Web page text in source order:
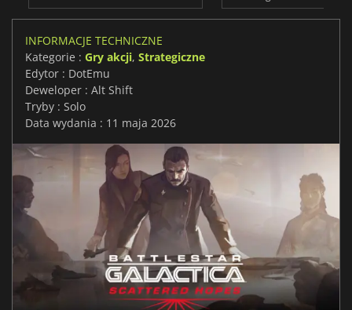
INFORMACJE TECHNICZNE
Kategorie : Gry akcji, Strategiczne
Edytor : DotEmu
Deweloper : Alt Shift
Tryby : Solo
Data wydania : 11 maja 2026